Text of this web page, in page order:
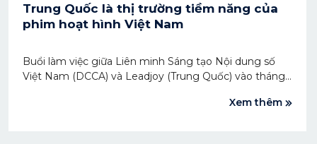
Trung Quốc là thị trường tiềm năng của
phim hoạt hình Việt Nam
Buổi làm việc giữa Liên minh Sáng tạo Nội dung số
Việt Nam (DCCA) và Leadjoy (Trung Quốc) vào tháng
Xem thêm